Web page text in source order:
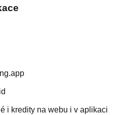
i kredity na webu i v aplikaci